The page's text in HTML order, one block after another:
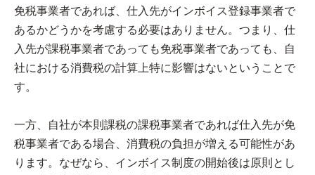
免税事業者であれば、仕入先がインボイス登録事業者で
あるかどうかを考慮する必要はありません。つまり、仕
入先が課税事業者であっても免税事業者であっても、自
社における消費税の計算上特に影響はないということで
す。
一方、自社が本則課税の課税事業者であれば仕入先が免
税事業者である場合、消費税の負担が増える可能性があ
ります。なぜなら、インボイス制度の開始後は原則とし